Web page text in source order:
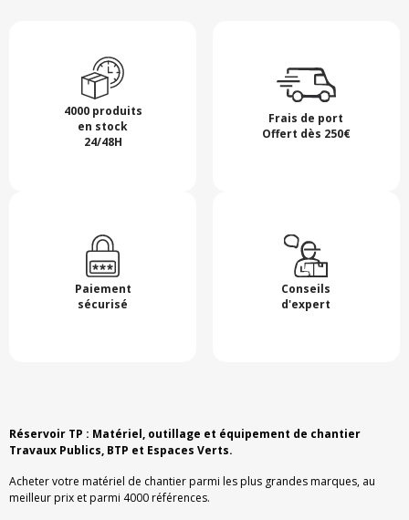
4000 produits
en stock
24/48H
Frais de port
Offert dès 250€
Paiement
sécurisé
Conseils
d'expert
Réservoir TP : Matériel, outillage et équipement de chantier
Travaux Publics, BTP et Espaces Verts.
Acheter votre matériel de chantier parmi les plus grandes marques, au
meilleur prix et parmi 4000 références.